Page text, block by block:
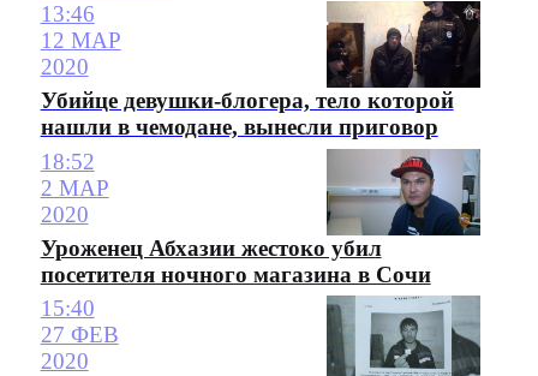
13:46
12 МАР
2020
Убийце девушки-блогера, тело которой
нашли в чемодане, вынесли приговор
18:52
2 МАР
2020
Уроженец Абхазии жестоко убил
посетителя ночного магазина в Сочи
15:40
27 ФЕВ
2020